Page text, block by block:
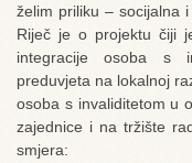
želim priliku – socijalna
Riječ je o projektu čiji
integracije osoba s
preduvjeta na lokalnoj
osoba s invaliditetom u
zajednice i na tržište
smjera: